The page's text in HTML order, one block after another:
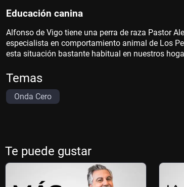
Educación canina
Alfonso de Vigo tiene una perra de raza Pastor
especialista en comportamiento animal de Los
esta situación bastante habitual en nuestros
Temas
Onda Cero
Te puede gustar